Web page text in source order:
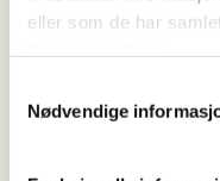
eller som de har
Nødvendige
Introjakt på småvilt
Ta kontakt med